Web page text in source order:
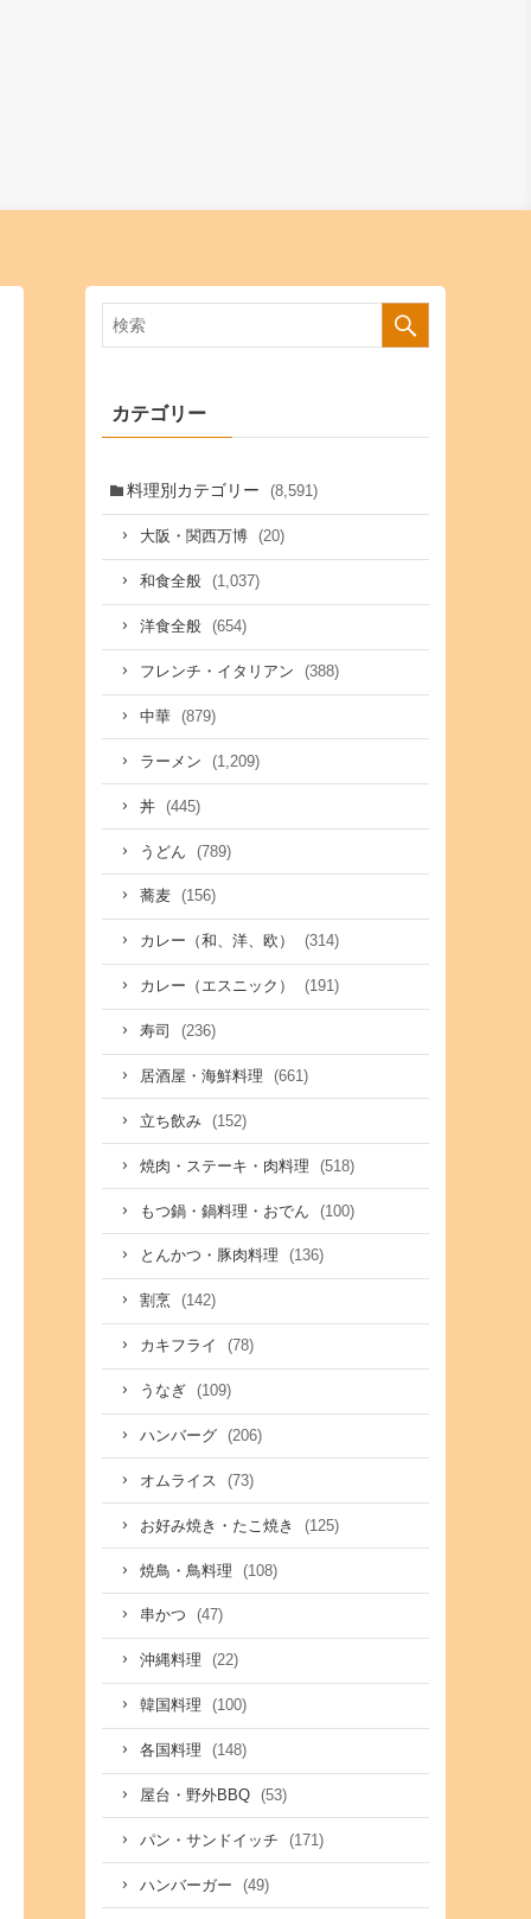
カテゴリー
料理別カテゴリー (8,591)
大阪・関西万博 (20)
和食全般 (1,037)
洋食全般 (654)
フレンチ・イタリアン (388)
中華 (879)
ラーメン (1,209)
丼 (445)
うどん (789)
蕎麦 (156)
カレー（和、洋、欧） (314)
カレー（エスニック） (191)
寿司 (236)
居酒屋・海鮮料理 (661)
立ち飲み (152)
焼肉・ステーキ・肉料理 (518)
もつ鍋・鍋料理・おでん (100)
とんかつ・豚肉料理 (136)
割烹 (142)
カキフライ (78)
うなぎ (109)
ハンバーグ (206)
オムライス (73)
お好み焼き・たこ焼き (125)
焼鳥・鳥料理 (108)
串かつ (47)
沖縄料理 (22)
韓国料理 (100)
各国料理 (148)
屋台・野外BBQ (53)
パン・サンドイッチ (171)
ハンバーガー (49)